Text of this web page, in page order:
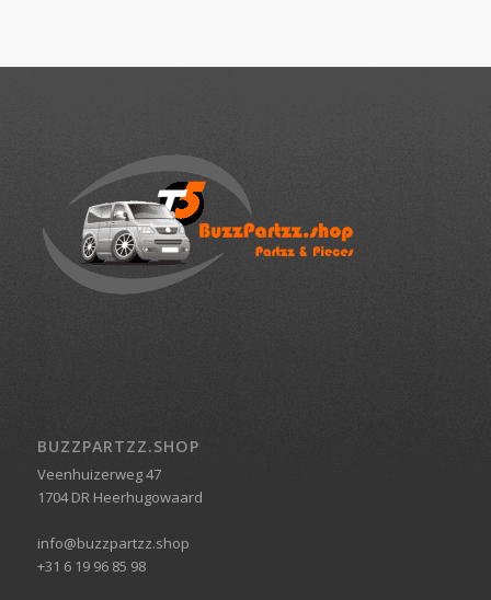
BUZZPARTZZ.SHOP
Veenhuizerweg 47
1704 DR Heerhugowaard
info@buzzpartzz.shop
+31 6 19 96 85 98